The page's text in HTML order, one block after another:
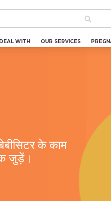
WITH OUR SERVICES
के काम
जुड़ें।